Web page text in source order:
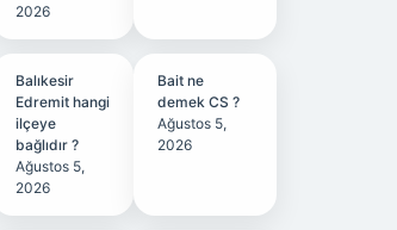
2026
Balıkesir
Edremit hangi
ilçeye
bağlıdır ?
Ağustos 5,
2026
Bait ne
demek CS ?
Ağustos 5,
2026